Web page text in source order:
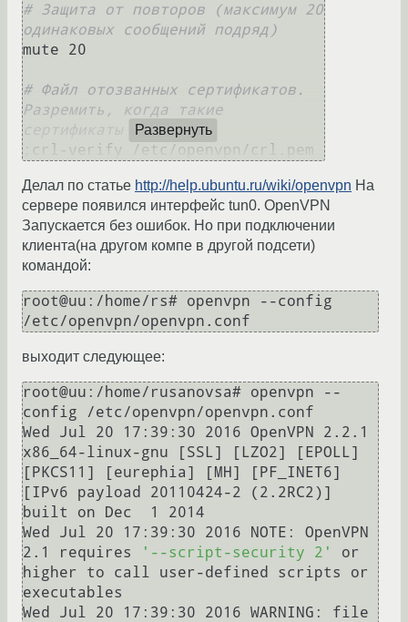
# Защита от повторов (максимум 20
одинаковых сообщений подряд)
mute 20
# Файл отозванных сертификатов.
Разремить, когда такие
сертификаты появятся.
Развернуть
Делал по статье http://help.ubuntu.ru/wiki/openvpn На
сервере появился интерфейс tun0. OpenVPN
Запускается без ошибок. Но при подключении
клиента(на другом компе в другой подсети)
командой:
root@uu:/home/rs# openvpn --config
/etc/openvpn/openvpn.conf
выходит следующее:
root@uu:/home/rusanovsa# openvpn --
config /etc/openvpn/openvpn.conf
Wed Jul 20 17:39:30 2016 OpenVPN 2.2.1
x86_64-linux-gnu [SSL] [LZO2] [EPOLL]
[PKCS11] [eurephia] [MH] [PF_INET6]
[IPv6 payload 20110424-2 (2.2RC2)]
built on Dec  1 2014
Wed Jul 20 17:39:30 2016 NOTE: OpenVPN
2.1 requires
'--script-security 2'
or
higher to call user-defined scripts or
executables